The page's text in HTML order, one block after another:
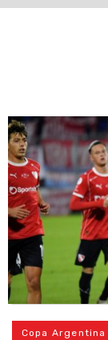
Copa Argentina